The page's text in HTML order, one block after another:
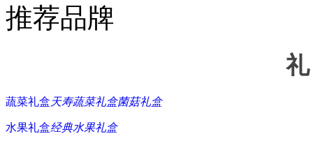
推荐品牌
蔬菜礼盒 天寿蔬菜礼盒菌菇礼盒
水果礼盒经典水果礼盒